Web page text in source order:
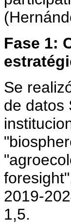
Fase 1:
Se
de datos
2019-
1,5.